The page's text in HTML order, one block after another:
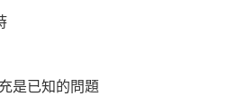
是已知的問題